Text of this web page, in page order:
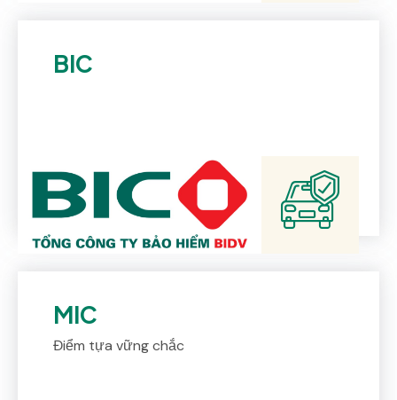
BIC
MIC
Điểm tựa vững chắc